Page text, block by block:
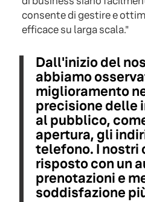
consente di gestire e
efficace su larga scala."
Dall'inizio del
abbiamo
miglioramento
precisione delle
al pubblico,
apertura, gli
telefono. I nostri
risposto con un
prenotazioni e
soddisfazione